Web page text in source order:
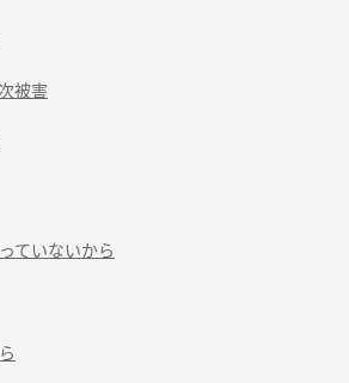
被害
ていないから